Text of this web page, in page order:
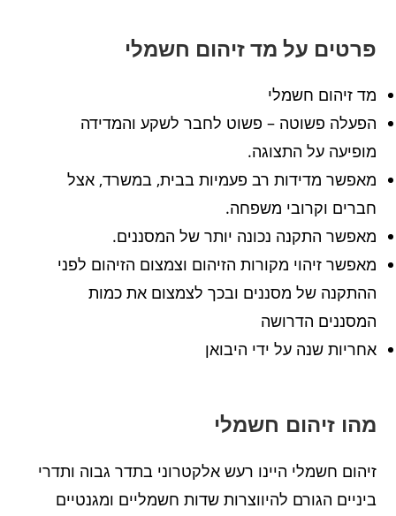
פרטים על מד זיהום חשמלי
מד זיהום חשמלי
הפעלה פשוטה – פשוט לחבר לשקע והמדידה
מופיעה על התצוגה.
מאפשר מדידות רב פעמיות בבית, במשרד, אצל
חברים וקרובי משפחה.
מאפשר התקנה נכונה יותר של המסננים.
מאפשר זיהוי מקורות הזיהום וצמצום הזיהום לפני
ההתקנה של מסננים ובכך לצמצום את כמות
המסננים הדרושה
אחריות שנה על ידי היבואן
מהו זיהום חשמלי
זיהום חשמלי היינו רעש אלקטרוני בתדר גבוה ותדרי
ביניים הגורם להיווצרות שדות חשמליים ומגנטיים